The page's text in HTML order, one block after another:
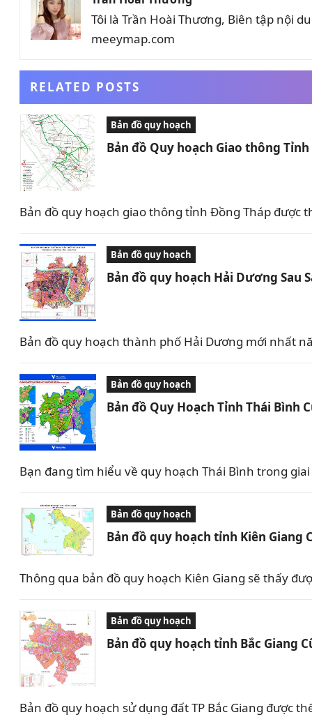
Tôi là Trần Hoài Thương, Biên tập nội
meeymap.com
RELATED POSTS
Bản đồ quy hoạch
Bản đồ Quy hoạch Giao thông
Bản đồ quy hoạch giao thông tỉnh Đồng Tháp
Bản đồ quy hoạch
Bản đồ quy hoạch Hải Dương Sau
Bản đồ quy hoạch thành phố Hải Dương mới nhất
Bản đồ quy hoạch
Bản đồ Quy Hoạch Tỉnh Thái Bình
Bạn đang tìm hiểu về quy hoạch Thái Bình trong
Bản đồ quy hoạch
Bản đồ quy hoạch tỉnh Kiên Giang
Thông qua bản đồ quy hoạch Kiên Giang sẽ thấy
Bản đồ quy hoạch
Bản đồ quy hoạch tỉnh Bắc Giang
Bản đồ quy hoạch sử dụng đất TP Bắc Giang được